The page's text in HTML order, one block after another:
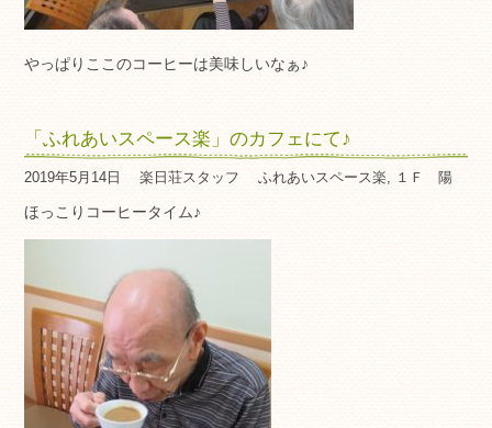
やっぱりここのコーヒーは美味しいなぁ♪
「ふれあいスペース楽」のカフェにて♪
2019年5月14日 楽日荘スタッフ ふれあいスペース楽, １Ｆ 陽
ほっこりコーヒータイム♪